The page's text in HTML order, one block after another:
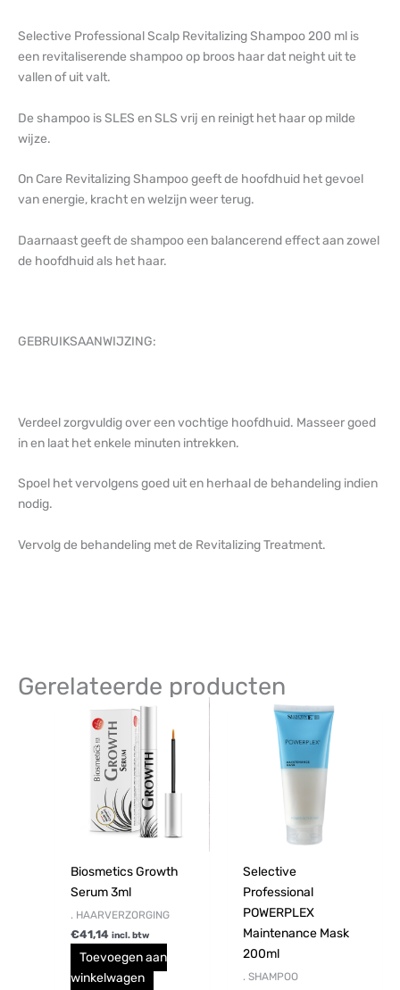
Selective Professional Scalp Revitalizing Shampoo 200 ml is
een revitaliserende shampoo op broos haar dat neight uit te
vallen of uit valt.
De shampoo is SLES en SLS vrij en reinigt het haar op milde
wijze.
On Care Revitalizing Shampoo geeft de hoofdhuid het gevoel
van energie, kracht en welzijn weer terug.
Daarnaast geeft de shampoo een balancerend effect aan zowel
de hoofdhuid als het haar.
GEBRUIKSAANWIJZING:
Verdeel zorgvuldig over een vochtige hoofdhuid. Masseer goed
in en laat het enkele minuten intrekken.
Spoel het vervolgens goed uit en herhaal de behandeling indien
nodig.
Vervolg de behandeling met de Revitalizing Treatment.
Gerelateerde producten
Biosmetics Growth
Serum 3ml
. HAARVERZORGING
€41,14 incl. btw
Toevoegen aan
winkelwagen
Selective
Professional
POWERPLEX
Maintenance Mask
200ml
. SHAMPOO